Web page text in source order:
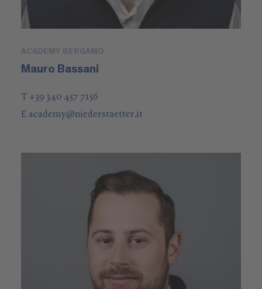
ACADEMY BERGAMO
Mauro Bassani
T +39 340 457 7156
E academy@niederstaetter.it